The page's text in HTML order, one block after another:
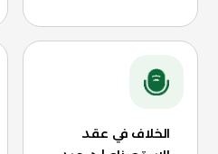
الخلاف في عقد